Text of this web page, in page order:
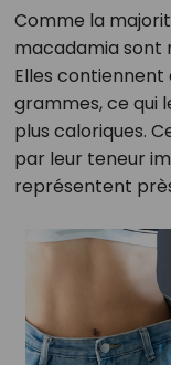
Comme la
macadamia sont
Elles contiennent
grammes, ce qui
plus caloriques.
par leur teneur
représentent